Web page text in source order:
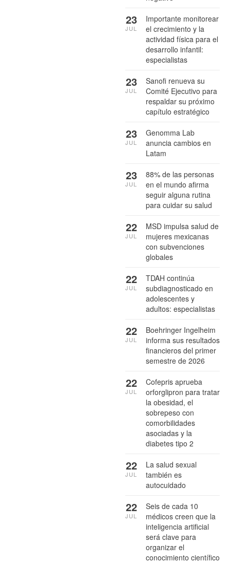
Importante monitorear
el crecimiento y la
actividad física para el
desarrollo infantil:
especialistas
23
JUL
Sanofi renueva su
Comité Ejecutivo para
respaldar su próximo
capítulo estratégico
23
JUL
Genomma Lab
anuncia cambios en
Latam
23
JUL
88% de las personas
en el mundo afirma
seguir alguna rutina
para cuidar su salud
23
JUL
MSD impulsa salud de
mujeres mexicanas
con subvenciones
globales
22
JUL
TDAH continúa
subdiagnosticado en
adolescentes y
adultos: especialistas
22
JUL
Boehringer Ingelheim
informa sus resultados
financieros del primer
semestre de 2026
22
JUL
Cofepris aprueba
orforglipron para tratar
la obesidad, el
sobrepeso con
comorbilidades
asociadas y la
diabetes tipo 2
22
JUL
La salud sexual
también es
autocuidado
22
JUL
Seis de cada 10
médicos creen que la
inteligencia artificial
será clave para
organizar el
conocimiento científico
22
JUL